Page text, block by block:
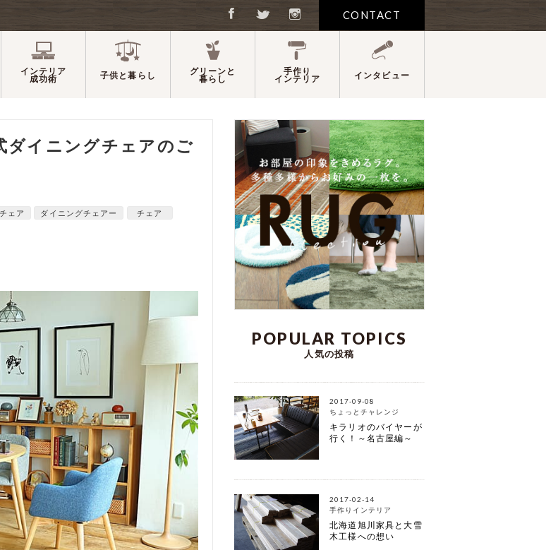
CONTACT
インテリア
成功術
子供と暮らし
グリーンと
暮らし
手作り
インテリア
インタビュー
ダイニングチェアのご
ェア ダイニングチェアー
チェア
POPULAR TOPICS
人気の投稿
2017-09-08
ちょっとチャレンジ
キラリオのバイヤーが
行く！～名古屋編～
2017-02-14
手作りインテリア
北海道旭川家具と大雪
木工様への想い